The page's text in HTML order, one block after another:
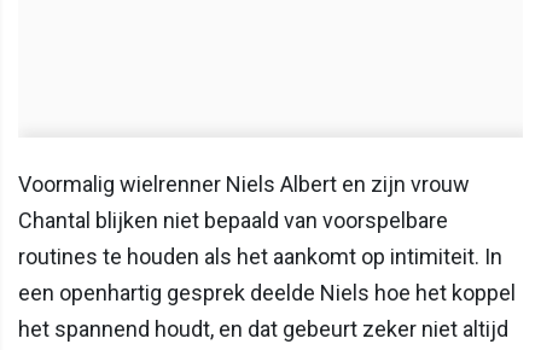
Voormalig wielrenner Niels Albert en zijn vrouw
Chantal blijken niet bepaald van voorspelbare
routines te houden als het aankomt op intimiteit. In
een openhartig gesprek deelde Niels hoe het koppel
het spannend houdt, en dat gebeurt zeker niet altijd